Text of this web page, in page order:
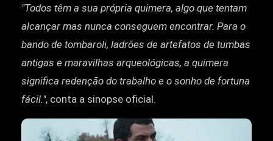
"Todos têm a sua própria quimera, algo que tentam
alcançar mas nunca conseguem encontrar. Para o
bando de tombaroli, ladrões de artefatos de tumbas
antigas e maravilhas arqueológicas, a quimera
significa redenção do trabalho e o sonho de fortuna
fácil.", conta a sinopse oficial.